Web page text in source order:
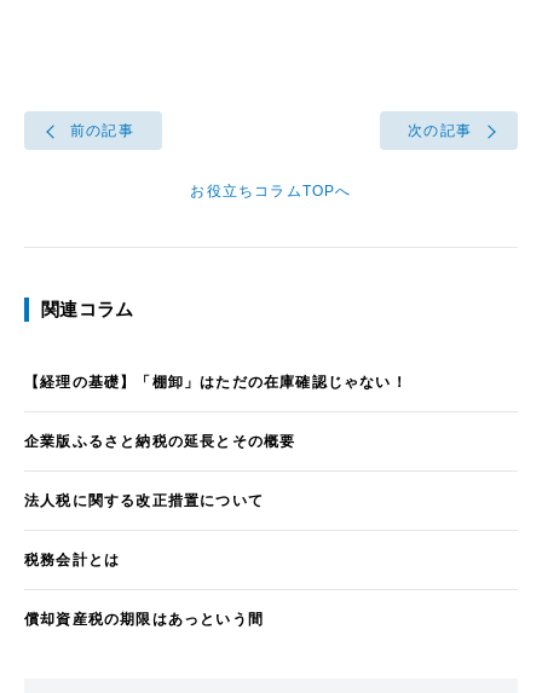
前の記事
お役立ちコラムTOPへ
次の記事
関連コラム
【経理の基礎】「棚卸」はただの在庫確認じゃない！
企業版ふるさと納税の延長とその概要
法人税に関する改正措置について
税務会計とは
償却資産税の期限はあっという間